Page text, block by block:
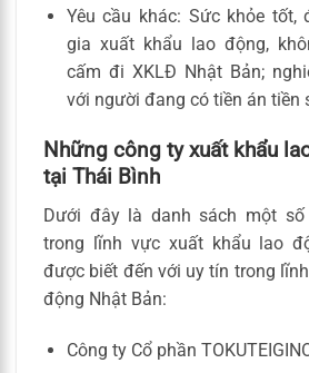
Yêu cầu khác: Sức khỏe tốt,
gia xuất khẩu lao động,
cấm đi XKLĐ Nhật Bản;
với người đang có tiền án tiền
Những công ty xuất khẩu
tại Thái Bình
Dưới đây là danh sách một
trong lĩnh vực xuất khẩu lao
được biết đến với uy tín trong
động Nhật Bản:
Công ty Cổ phần